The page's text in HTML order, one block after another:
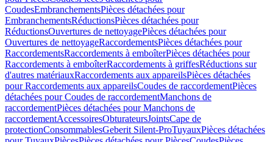
CoudesEmbranchementsPièces détachées pour
EmbranchementsRéductionsPièces détachées pour
RéductionsOuvertures de nettoyagePièces détachées pour
Ouvertures de nettoyageRaccordementsPièces détachées pour
RaccordementsRaccordements à emboîterPièces détachées pour
Raccordements à emboîterRaccordements à griffesRéductions sur
d'autres matériauxRaccordements aux appareilsPièces détachées
pour Raccordements aux appareilsCoudes de raccordementPièces
détachées pour Coudes de raccordementManchons de
raccordementPièces détachées pour Manchons de
raccordementAccessoiresObturateursJointsCape de
protectionConsommablesGeberit Silent-ProTuyauxPièces détachées